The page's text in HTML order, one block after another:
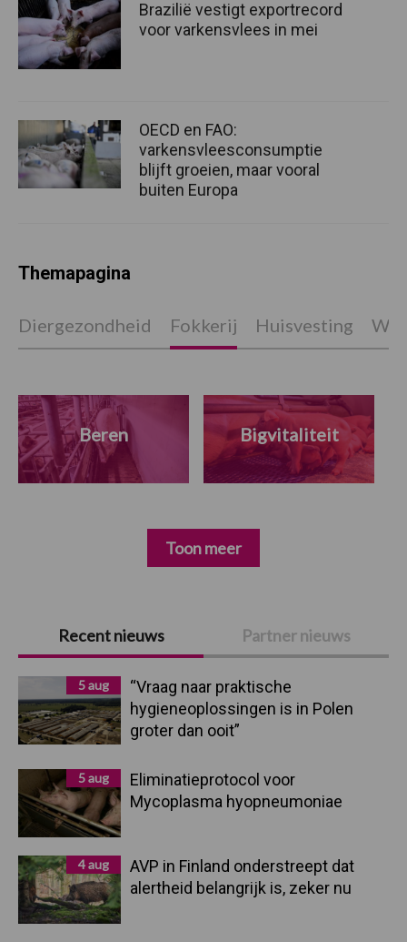
Primaire
Sidebar
Recent nieuws Partner nieuws
5 aug
“Vraag naar praktische
hygieneoplossingen is in Polen
groter dan ooit”
5 aug
Eliminatieprotocol voor
Mycoplasma hyopneumoniae
4 aug
AVP in Finland onderstreept dat
alertheid belangrijk is, zeker nu
Brazilië vestigt exportrecord
voor varkensvlees in mei
OECD en FAO:
varkensvleesconsumptie
blijft groeien, maar vooral
buiten Europa
Themapagina
Diergezondheid Fokkerij Huisvesting
Beren Bigvitaliteit
Toon meer